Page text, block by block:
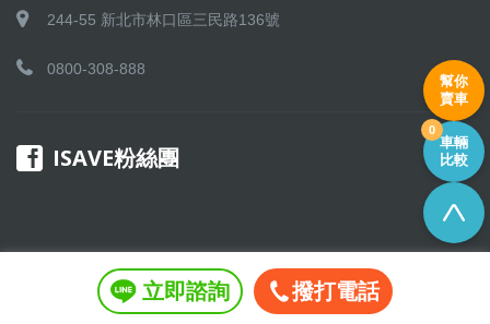
立即諮詢 撥打電話
244-55 新北市林口區三民路136號
0800-308-888
ISAVE粉絲團
Copyright © 2016 SAVE 聯盟 All rights reserved.
幫你
賣車
車輛
比較
0